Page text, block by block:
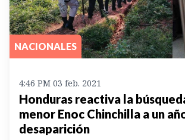
NACIONALES
4:46 PM 03 feb. 2021
Honduras reactiva la
menor Enoc Chinchilla a un
desaparición